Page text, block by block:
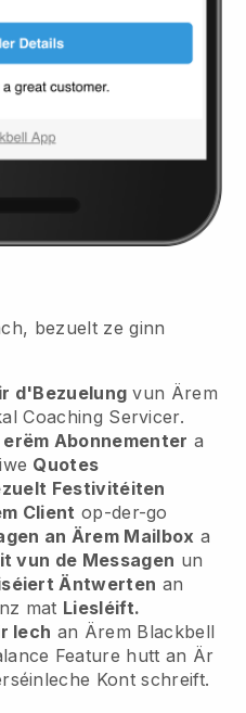
bezuelt ze ginn
d'Bezuelung vun Ärem
Coaching Servicer.
erëm Abonnementer a
Quotes
Festivitéiten
Client op-der-go
an Ärem Mailbox a
vun de Messagen un
Äntwerten an
mat Liesléift.
Iech an Ärem Blackbell
Feature hutt an Är
Kont schreift.